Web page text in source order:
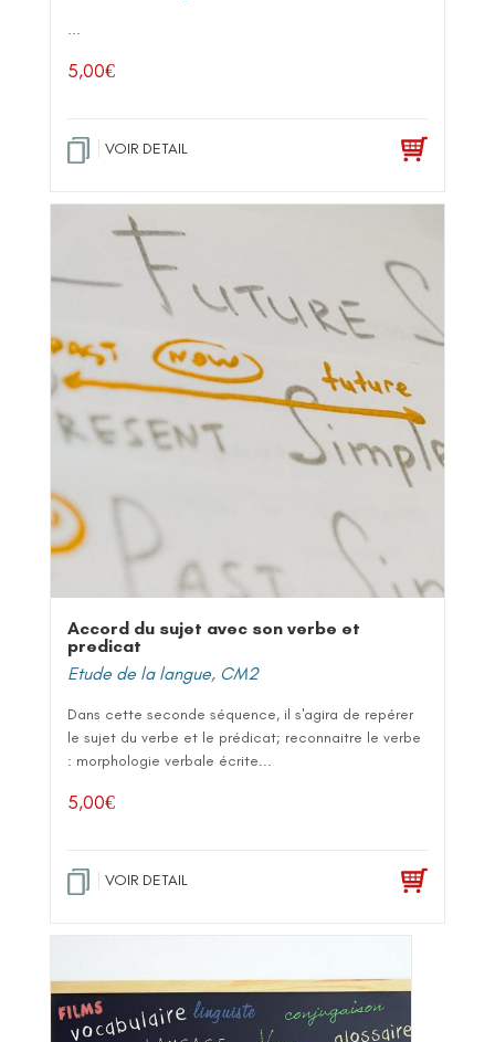
...
5,00€
VOIR DETAIL
Accord du sujet avec son verbe et
predicat
Etude de la langue, CM2
Dans cette seconde séquence, il s'agira de repérer
le sujet du verbe et le prédicat; reconnaitre le verbe
: morphologie verbale écrite...
5,00€
VOIR DETAIL